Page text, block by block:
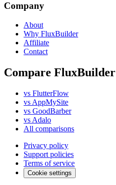
Company
About
Why FluxBuilder
Affiliate
Contact
Compare FluxBuilder
vs FlutterFlow
vs AppMySite
vs GoodBarber
vs Adalo
All comparisons
Privacy policy
Support policies
Terms of service
Cookie settings